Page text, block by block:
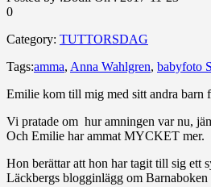
0
Category: TUTTORSDAG
Tags:amma, Anna Wahlgren, babyfoto
Emilie kom till mig med sitt andra barn
Vi pratade om hur amningen var nu,
Och Emilie har ammat MYCKET mer.
Hon berättar att hon har tagit till sig ett
Läckbergs blogginlägg om Barnaboken